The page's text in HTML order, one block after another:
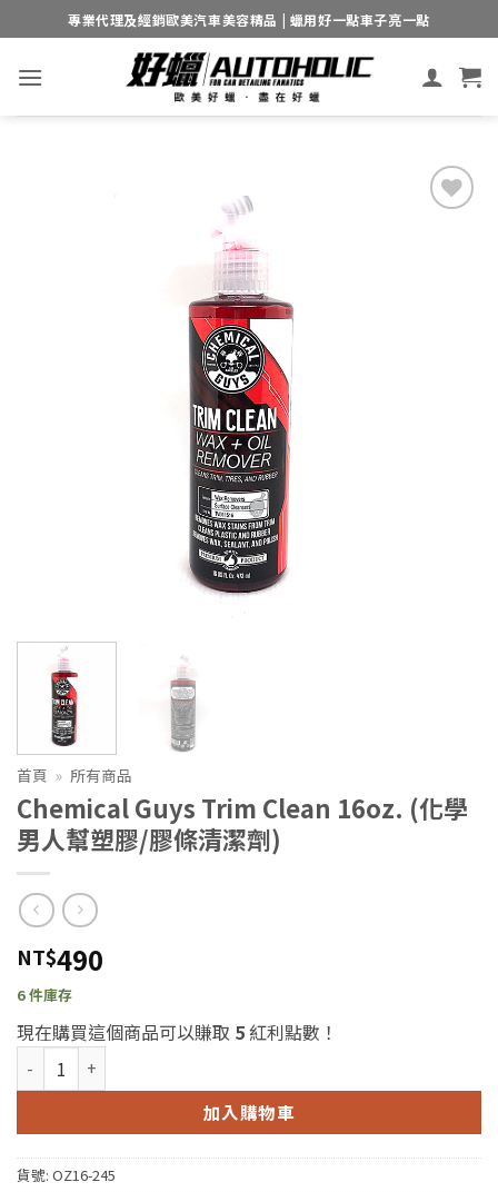
to
content
專業代理及經銷歐美汽車美容精品 | 蠟用好一點車子亮一點
首頁 » 所有商品
Chemical Guys Trim Clean 16oz. (化學
男人幫塑膠/膠條清潔劑)
NT$490
6 件庫存
現在購買這個商品可以賺取 5紅利點數！
Chemical Guys Trim Clean 16oz. (化學男人幫塑膠/膠條清潔劑)
加入購物車
貨號: OZ16-245